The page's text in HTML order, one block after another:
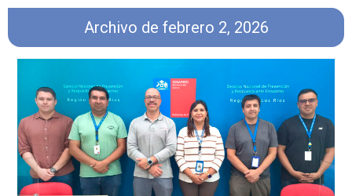
Archivo de febrero 2, 2026